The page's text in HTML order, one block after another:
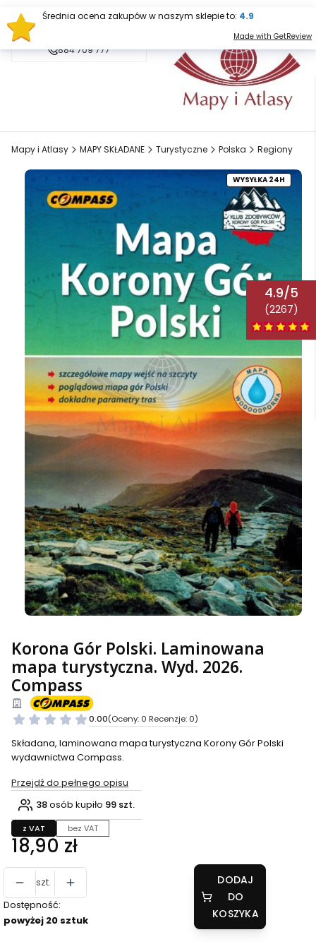
sklep@mapy.net.pl
884 709 777
Mapy i Atlasy MAPY SKŁADANE Turystyczne Polska Regiony
WYSYŁKA 24H
Korona Gór Polski. Laminowana
mapa turystyczna. Wyd. 2026.
Compass
0.00(Oceny: 0 Recenzje: 0)
Składana, laminowana mapa turystyczna Korony Gór Polski
wydawnictwa Compass.
Przejdź do pełnego opisu
38osób kupiło 99 szt.
z VAT bez VAT
Cena
18,90 zł
szt.
Dostępność:
powyżej 20 sztuk
DODAJ
DO
KOSZYKA
4.9/5
(2267)
Średnia ocena zakupów w naszym sklepie to: 4.9
Made with GetReview